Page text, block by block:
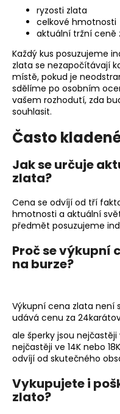
ryzosti zlata
celkové hmotnosti
aktuální tržní ceně
Každý kus posuzujeme
zlata se nezapočítávají
místě, pokud je
sdělíme po osobním
vašem rozhodutí, zda
souhlasit.
Často
Jak se určuje
zlata?
Cena se odvíjí od tří
hmotnosti a aktuální
předmět posuzujeme
Proč se výkupní
na burze?
Výkupní cena zlata není
udává cenu za
ale šperky jsou
nejčastěji ve 14K nebo
odvíjí od skutečného
Vykupujete i
zlato?